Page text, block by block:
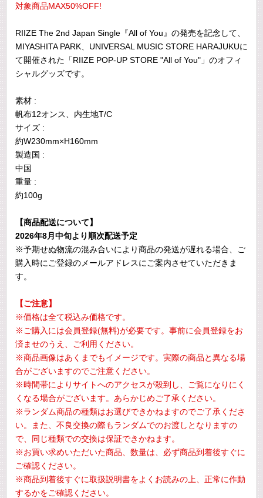
対象商品MAX50%OFF!
RIIZE The 2nd Japan Single『All of You』の発売を記念して、
MIYASHITA PARK、UNIVERSAL MUSIC STORE HARAJUKUに
て開催された「RIIZE POP-UP STORE "All of You"」のオフィ
シャルグッズです。
素材 :
帆布12オンス、内生地T/C
サイズ :
約W230mm×H160mm
製造国 :
中国
重量 :
約100g
【商品配送について】
2026年8月中旬より順次配送予定
※予期せぬ物流の混み合いにより商品の発送が遅れる場合、ご
購入時にご登録のメールアドレスにご案内させていただきま
す。
【ご注意】
※価格は全て税込み価格です。
※ご購入には会員登録(無料)が必要です。事前に会員登録をお
済ませのうえ、ご利用ください。
※商品画像はあくまでもイメージです。実際の商品と異なる場
合がございますのでご注意ください。
※時間帯によりサイトへのアクセスが殺到し、ご覧になりにく
くなる場合がございます。あらかじめご了承ください。
※ランダム商品の種類はお選びできかねますのでご了承くださ
い。また、不良交換の際もランダムでのお渡しとなりますの
で、同じ種類での交換は保証できかねます。
※お買い求めいただいた商品、数量は、必ず商品到着後すぐに
ご確認ください。
※商品到着後すぐに取扱説明書をよくお読みの上、正常に作動
するかをご確認ください。